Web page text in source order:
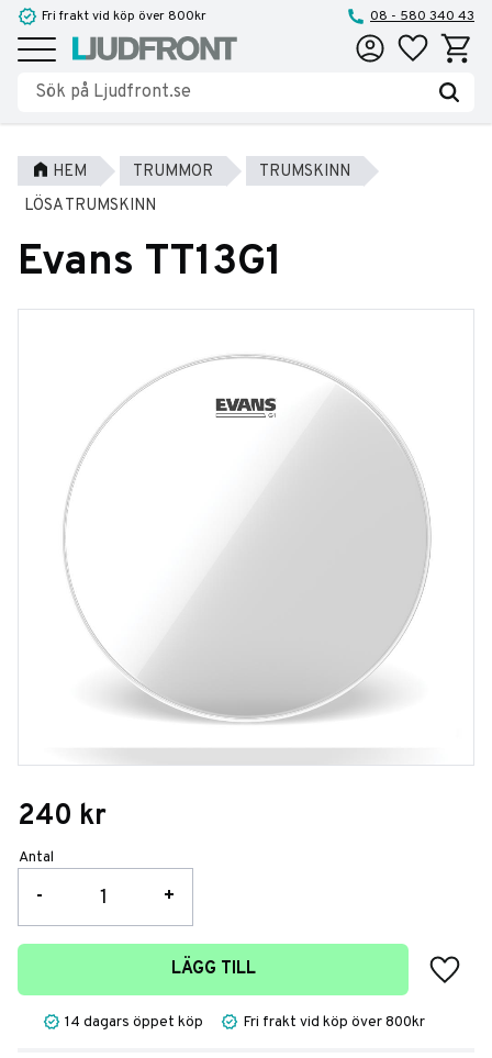
Meny
Fri frakt vid köp över 800kr 08 - 580 340 43
Favoriter
HEM TRUMMOR
TRUMSKINN
LÖSA TRUMSKINN
Evans TT13G1
240 kr
Antal
+
-
LÄGG TILL
Lägg
14 dagars öppet köp Fri frakt vid köp över 800kr